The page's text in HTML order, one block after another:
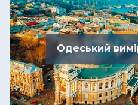
Одеський